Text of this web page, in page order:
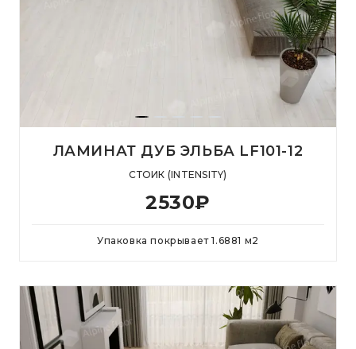
ЛАМИНАТ ДУБ ЭЛЬБА LF101-12
СТОИК (INTENSITY)
2530₽
Упаковка покрывает1.6881 м2